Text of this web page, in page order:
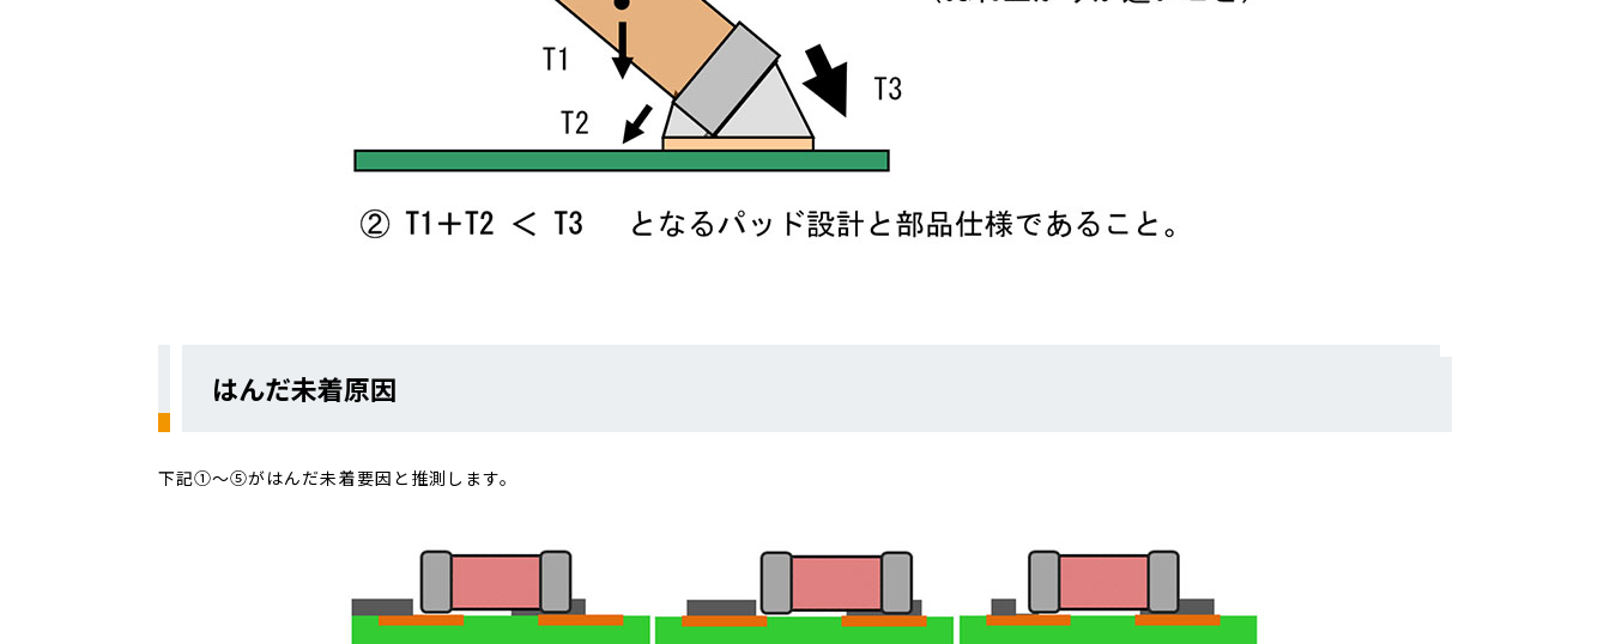
はんだ未着原因
下記①～⑤がはんだ未着要因と推測します。